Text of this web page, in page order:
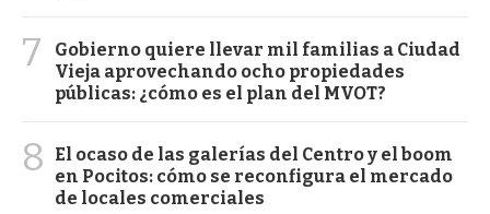
7
Gobierno quiere llevar mil familias a Ciudad
Vieja aprovechando ocho propiedades
públicas: ¿cómo es el plan del MVOT?
8
El ocaso de las galerías del Centro y el boom
en Pocitos: cómo se reconfigura el mercado
de locales comerciales